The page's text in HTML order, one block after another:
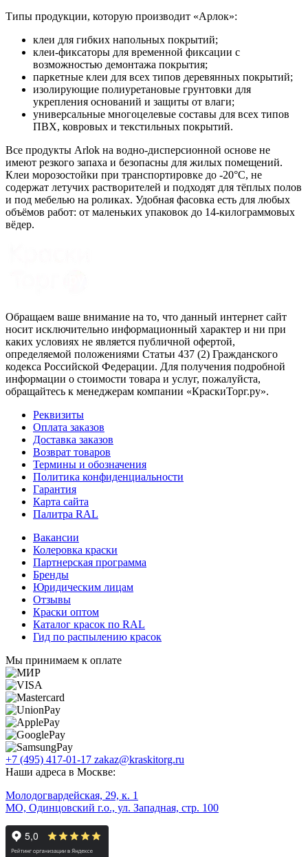
Типы продукции, которую производит «Арлок»:
клеи для гибких напольных покрытий;
клеи-фиксаторы для временной фиксации с
возможностью демонтажа покрытия;
паркетные клеи для всех типов деревянных покрытий;
изолирующие полиуретановые грунтовки для
укрепления оснований и защиты от влаги;
универсальные многоцелевые составы для всех типов
ПВХ, ковровых и текстильных покрытий.
Все продукты Arlok на водно-дисперсионной основе не
имеют резкого запаха и безопасны для жилых помещений.
Клеи морозостойки при транспортировке до -20°С, не
содержат летучих растворителей и подходят для тёплых полов
и под мебелью на роликах. Удобная фасовка есть для любых
объёмов работ: от маленьких упаковок до 14-килограммовых
вёдер.
Обращаем ваше внимание на то, что данный интернет сайт
носит исключительно информационный характер и ни при
каких условиях не является публичной офертой,
определяемой положениями Статьи 437 (2) Гражданского
кодекса Российской Федерации. Для получения подробной
информации о стоимости товара и услуг, пожалуйста,
обращайтесь к менеджерам компании «КраскиТорг.ру».
Реквизиты
Оплата заказов
Доставка заказов
Возврат товаров
Термины и обозначения
Политика конфиденциальности
Гарантия
Карта сайта
Палитра RAL
Вакансии
Колеровка краски
Партнерская программа
Бренды
Юридическим лицам
Отзывы
Краски оптом
Каталог красок по RAL
Гид по распылению красок
Мы принимаем к оплате
+7 (495) 417-01-17 zakaz@kraskitorg.ru
Наши адреса в Москве:
Молодогвардейская, 29, к. 1
МО, Одинцовский г.о., ул. Западная, стр. 100